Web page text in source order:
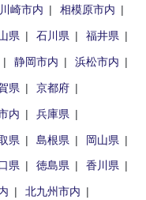
川崎市内
相模原市内
県 石川県
福井県
静岡市内
浜松市内
県
京都府
内
兵庫県
県 島根県
岡山県
県 徳島県
香川県
北九州市内